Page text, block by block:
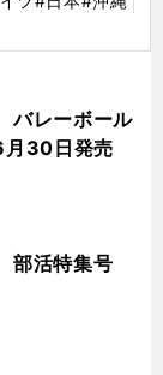
バレーボール
30日発売
部活特集号